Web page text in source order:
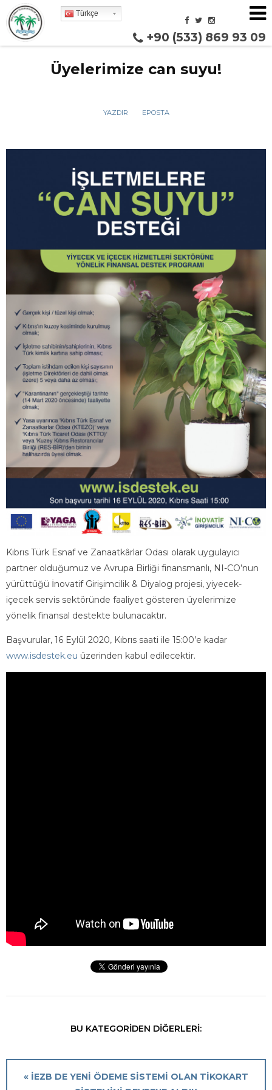
Türkçe
+90 (533) 869 93 09
Üyelerimize can suyu!
YAZDIR EPOSTA
Kıbrıs Türk Esnaf ve Zanaatkârlar Odası olarak uygulayıcı
partner olduğumuz ve Avrupa Birliği finansmanlı, NI-CO’nun
yürüttüğü İnovatif Girişimcilik & Diyalog projesi, yiyecek-
içecek servis sektöründe faaliyet gösteren üyelerimize
yönelik finansal destekte bulunacaktır.
Başvurular, 16 Eylül 2020, Kıbrıs saati ile 15:00’e kadar
www.isdestek.eu üzerinden kabul edilecektir.
BU KATEGORIDEN DIĞERLERI:
« İEZB DE YENI ÖDEME SISTEMI OLAN TİKOKART